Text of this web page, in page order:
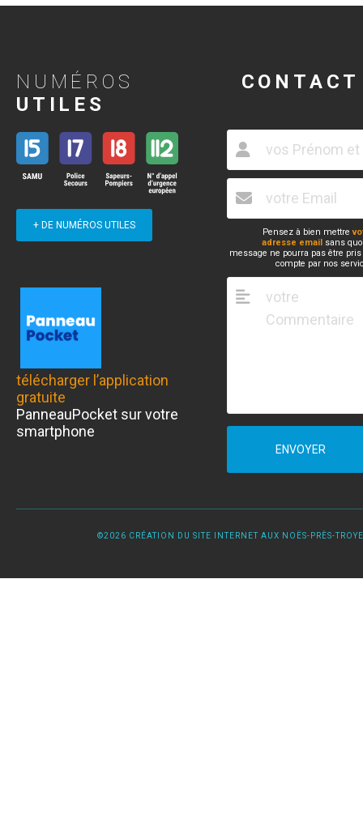
NUMÉROS
UTILES
+ DE NUMÉROS UTILES
télécharger l’application
gratuite
PanneauPocket sur votre
smartphone
CONTACT
Pensez à bien mettre
adresse email sans
message ne pourra pas être
compte par nos
ENVOYER
©2026 CRÉATION DU SITE INTERNET AUX NOËS-PRÈS-